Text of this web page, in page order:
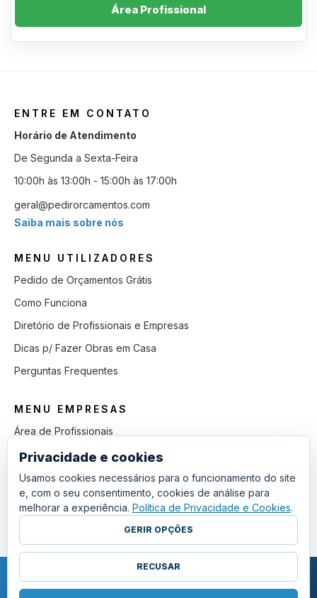
Área Profissional
ENTRE EM CONTATO
Horário de Atendimento
De Segunda a Sexta-Feira
10:00h às 13:00h - 15:00h às 17:00h
geral@pedirorcamentos.com
Saiba mais sobre nós
MENU UTILIZADORES
Pedido de Orçamentos Grátis
Como Funciona
Diretório de Profissionais e Empresas
Dicas p/ Fazer Obras em Casa
Perguntas Frequentes
MENU EMPRESAS
Área de Profissionais
Como Funciona
Lista de Pedidos em Aberto
Como Ganhar mais Obras
Perguntas Frequentes
COPYRIGHT © 2011 - 2026 SGSI. TODOS OS DIREITOS RESERVADOS.
Privacidade e cookies
Usamos cookies necessários para o funcionamento do site
e, com o seu consentimento, cookies de análise para
melhorar a experiência. Política de Privacidade e Cookies.
GERIR OPÇÕES
RECUSAR